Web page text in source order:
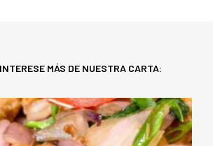
MÁS DE NUESTRA CARTA: